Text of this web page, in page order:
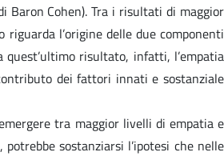
Baron Cohen). Tra i risultati di maggior
l’origine delle due componenti
quest’ultimo risultato, infatti, l’empatia
dei fattori innati e sostanziale
tra maggior livelli di empatia e
sostanziarsi l’ipotesi che nelle